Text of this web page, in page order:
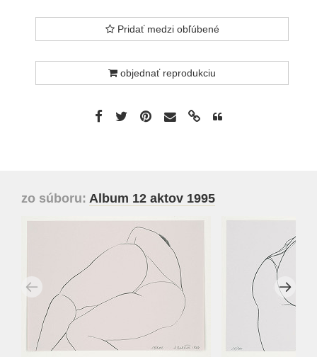
Pridať medzi obľúbené
objednať reprodukciu
zo súboru: Album 12 aktov 1995